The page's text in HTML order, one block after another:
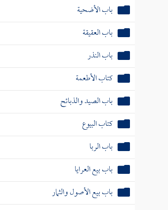
باب الأضحية
باب العقيقة
باب النذر
كتاب الأطعمة
باب الصيد والذبائح
كتاب البيوع
باب الربا
باب بيع العرايا
باب بيع الأصول والثمار